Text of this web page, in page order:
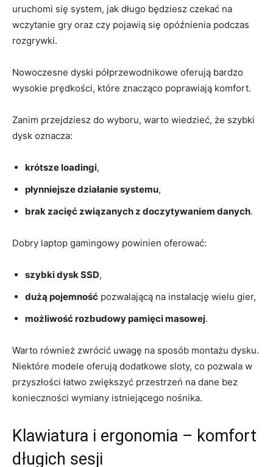
uruchomi się system, jak długo będziesz czekać na
wczytanie gry oraz czy pojawią się opóźnienia podczas
rozgrywki.
Nowoczesne dyski półprzewodnikowe oferują bardzo
wysokie prędkości, które znacząco poprawiają komfort.
Zanim przejdziesz do wyboru, warto wiedzieć, że szybki
dysk oznacza:
krótsze loadingi,
płynniejsze działanie systemu,
brak zacięć związanych z doczytywaniem danych.
Dobry laptop gamingowy powinien oferować:
szybki dysk SSD,
dużą pojemność pozwalającą na instalację wielu gier,
możliwość rozbudowy pamięci masowej.
Warto również zwrócić uwagę na sposób montażu dysku.
Niektóre modele oferują dodatkowe sloty, co pozwala w
przyszłości łatwo zwiększyć przestrzeń na dane bez
konieczności wymiany istniejącego nośnika.
Klawiatura i ergonomia – komfort
długich sesji